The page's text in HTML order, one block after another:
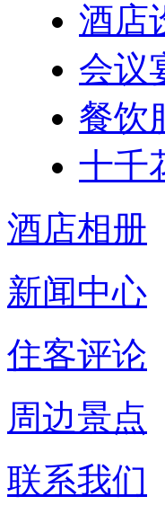
酒店
会议
餐饮
十千
酒店相册
新闻中心
住客评论
周边景点
联系我们